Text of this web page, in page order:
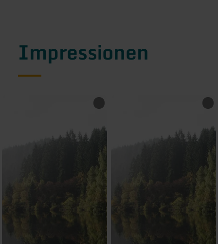
Impressionen